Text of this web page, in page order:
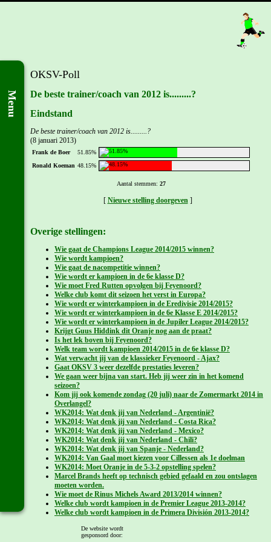
Menu
OKSV-Poll
De beste trainer/coach van 2012 is.........?
Eindstand
De beste trainer/coach van 2012 is.........?
(8 januari 2013)
Frank de Boer
51.85%
Ronald Koeman 48.15%
Aantal stemmen: 27
[ Nieuwe stelling doorgeven]
Overige stellingen:
Wie gaat de Champions League 2014/2015 winnen?
Wie wordt kampioen?
Wie gaat de nacompetitie winnen?
Wie wordt er kampioen in de 6e klasse D?
Wie moet Fred Rutten opvolgen bij Feyenoord?
Welke club komt dit seizoen het verst in Europa?
Wie wordt er winterkampioen in de Eredivisie 2014/2015?
Wie wordt er winterkampioen in de 6e Klasse E 2014/2015?
Wie wordt er winterkampioen in de Jupiler League 2014/2015?
Krijgt Guus Hiddink dit Oranje nog aan de praat?
Is het lek boven bij Feyenoord?
Welk team wordt kampioen 2014/2015 in de 6e klasse D?
Wat verwacht jij van de klassieker Feyenoord - Ajax?
Gaat OKSV 3 weer dezelfde prestaties leveren?
We gaan weer bijna van start. Heb jij weer zin in het komend
seizoen?
Kom jij ook komende zondag (20 juli) naar de Zomermarkt 2014 in
Overlangel?
WK2014: Wat denk jij van Nederland - Argentinië?
WK2014: Wat denk jij van Nederland - Costa Rica?
WK2014: Wat denk jij van Nederland - Mexico?
WK2014: Wat denk jij van Nederland - Chili?
WK2014: Wat denk jij van Spanje - Nederland?
WK2014: Van Gaal moet kiezen voor Cillessen als 1e doelman
WK2014: Moet Oranje in de 5-3-2 opstelling spelen?
Marcel Brands heeft op technisch gebied gefaald en zou ontslagen
moeten worden.
Wie moet de Rinus Michels Award 2013/2014 winnen?
Welke club wordt kampioen in de Premier League 2013-2014?
Welke club wordt kampioen in de Primera División 2013-2014?
van de wedstrijd?
Het ontbreken van Strootman op het WK2014 is een groot gemis
De website wordt
gesponsord door: